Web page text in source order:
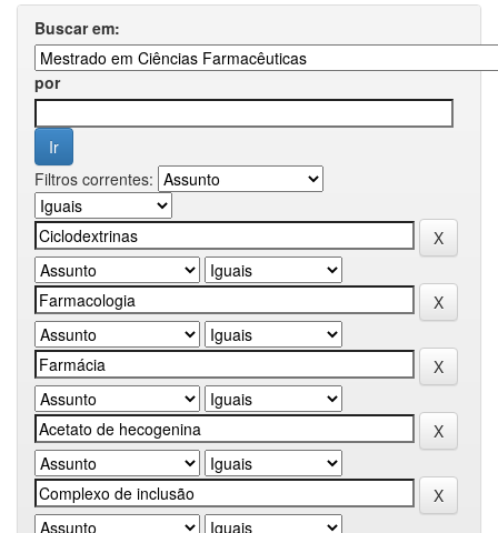
Buscar em:
por
Filtros correntes: